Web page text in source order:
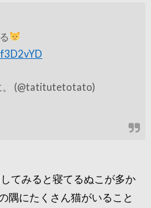
。 (@tatitutetotato)
てみると寝てるぬこが多か
隅にたくさん猫がいること